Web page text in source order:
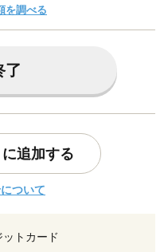
を調べる
了
追加する
ついて
ットカード